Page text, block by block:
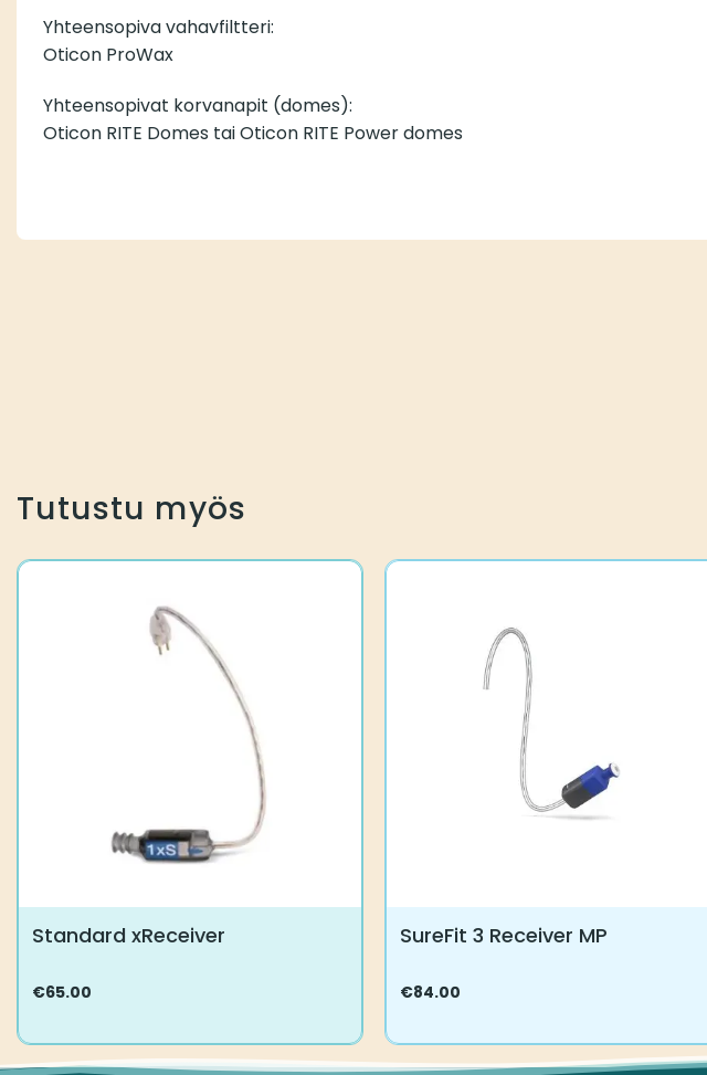
Yhteensopiva vahavfiltteri:
Oticon ProWax
Yhteensopivat korvanapit (domes):
Oticon RITE Domes tai Oticon RITE Power domes
Tutustu myös
Standard xReceiver
€65.00
on
SureFit 3 Receiver MP
€84.00
on